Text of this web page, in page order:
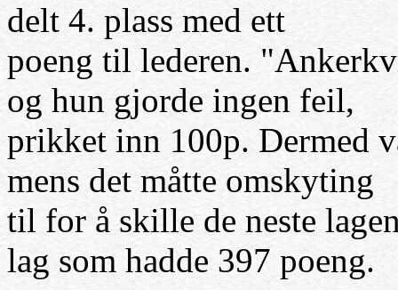
delt 4. plass med ett
poeng til lederen.
og hun gjorde ingen feil,
prikket inn 100p. Dermed
mens det måtte omskyting
til for å skille de neste
lag som hadde 397 poeng.